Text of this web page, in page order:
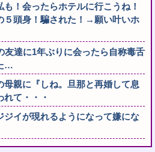
！会ったらホテルに行こうね！
５頭身！騙された！→願い叶いホ
友達に1年ぶりに会ったら自称毒舌
…
親に『しね。旦那と再婚して息
て・・・
ジイが現れるようになって嫌にな